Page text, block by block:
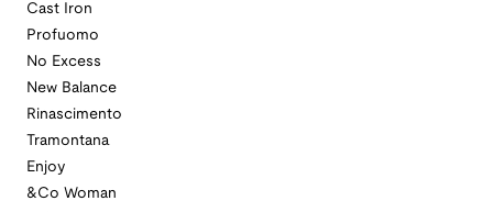
Cast Iron
Profuomo
No Excess
New Balance
Rinascimento
Tramontana
Enjoy
&Co Woman